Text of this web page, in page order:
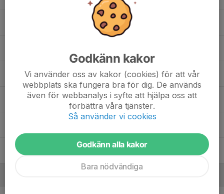
Liam Winblad
Maksim Gjorgjeski
Godkänn kakor
Vi använder oss av kakor (cookies) för att vår
webbplats ska fungera bra för dig. De används
även för webbanalys i syfte att hjälpa oss att
förbättra våra tjänster.
Så använder vi cookies
Godkänn alla kakor
Bara nödvändiga